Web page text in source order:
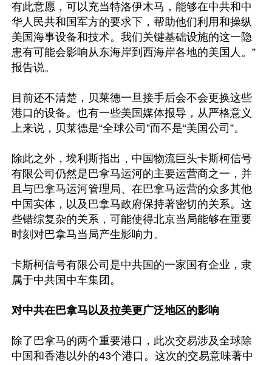
有此意愿，可以充当特洛伊木马，能够在中共和中
华人民共和国军方的要求下，帮助他们利用和操纵
美国海事设备和技术。我们关键基础设施的这一隐
患有可能会影响从东海岸到西海岸各地的美国人。”
报告说。
目前还不清楚，贝莱德一旦接手后会不会更换这些
港口的设备。也有一些美国媒体报导，从严格意义
上来说，贝莱德是“全球公司”而不是“美国公司”。
除此之外，埃利斯指出，中国物流巨头卡斯柯信号
有限公司仍然是巴拿马运河的主要运营商之一，并
且与巴拿马运河管理局、在巴拿马运营的众多其他
中国实体，以及巴拿马政府保持著密切的关系。这
些错综复杂的关系，可能使得北京当局能够在重要
时刻对巴拿马当局产生影响力。
卡斯柯信号有限公司是中共国的一家国有企业，隶
属于中共国中车集团。
对中共在巴拿马以及拉美更广泛地区的影响
除了巴拿马的两个重要港口，此次交易涉及全球除
中国和香港以外的43个港口。这次的交易意味著中